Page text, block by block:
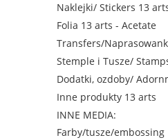
Naklejki/ Stickers 13
Folia 13 arts - Acetate
Transfers/
Stemple i Tusze/
Dodatki, ozdoby/
Inne produkty 13 arts
INNE MEDIA:
Farby/tusze/embossing